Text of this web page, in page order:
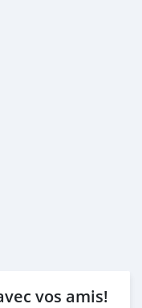
vos amis!